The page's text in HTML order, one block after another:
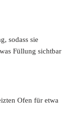
sodass sie
Füllung sichtbar
Ofen für etwa